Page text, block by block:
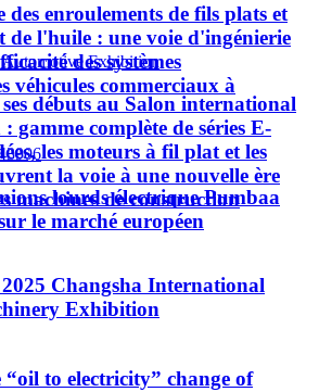
enroulements de fils plats et
de l'huile : une voie d'ingénierie
des systèmes
véhicules commerciaux à
débuts au Salon international
gamme complète de séries E-
les moteurs à fil plat et les
la voie à une nouvelle ère
machines de construction
lourds électrique Pumbaa
le marché européen
Changsha International
Exhibition
to electricity” change of